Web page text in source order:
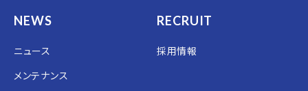
NEWS
ニュース
メンテナンス
RECRUIT
採用情報